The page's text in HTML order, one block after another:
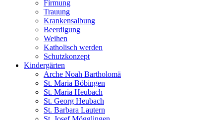
Firmung
Trauung
Krankensalbung
Beerdigung
Weihen
Katholisch werden
Schutzkonzept
Kindergärten
Arche Noah Bartholomä
St. Maria Böbingen
St. Maria Heubach
St. Georg Heubach
St. Barbara Lautern